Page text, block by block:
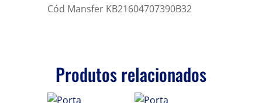
Cód Mansfer KB21604707390B32
Produtos relacionados